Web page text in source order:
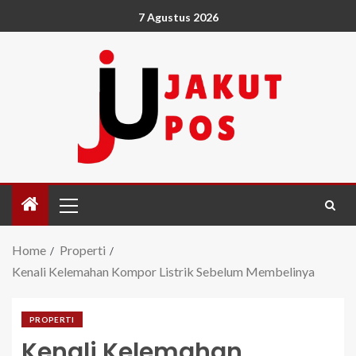
7 Agustus 2026
Home
Properti
Kenali Kelemahan Kompor Listrik Sebelum Membelinya
PROPERTI